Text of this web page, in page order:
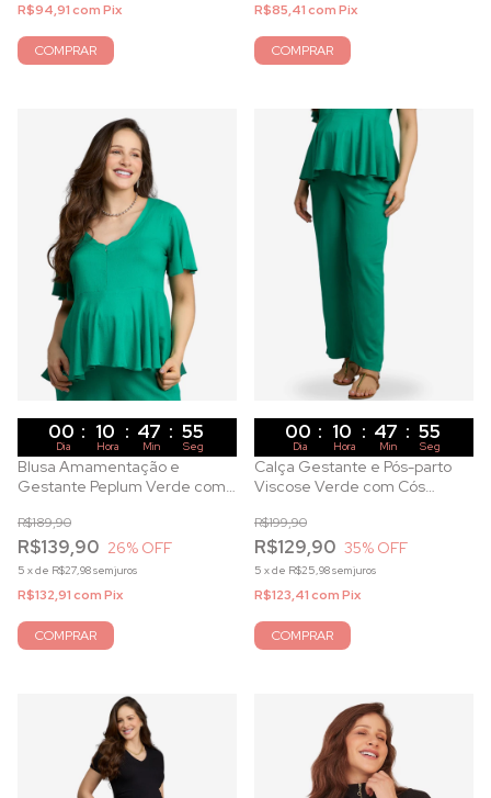
R$94,91comPix
COMPRAR
R$85,41comPix
COMPRAR
00 : 10 : 47 : 53
Dia Hora Min Seg
Blusa Amamentação e
Gestante Peplum Verde com
R$139,90
R$189,90
26% OFF
5 xde R$27,98sem juros
R$132,91comPix
COMPRAR
00 : 10 : 47 : 53
Dia Hora Min Seg
Calça Gestante e Pós-parto
Viscose Verde com Cós
R$129,90
R$199,90
35% OFF
5 xde R$25,98sem juros
R$123,41comPix
COMPRAR